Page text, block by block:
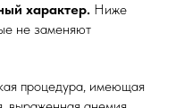
характер. Ниже
не заменяют
процедура, имеющая